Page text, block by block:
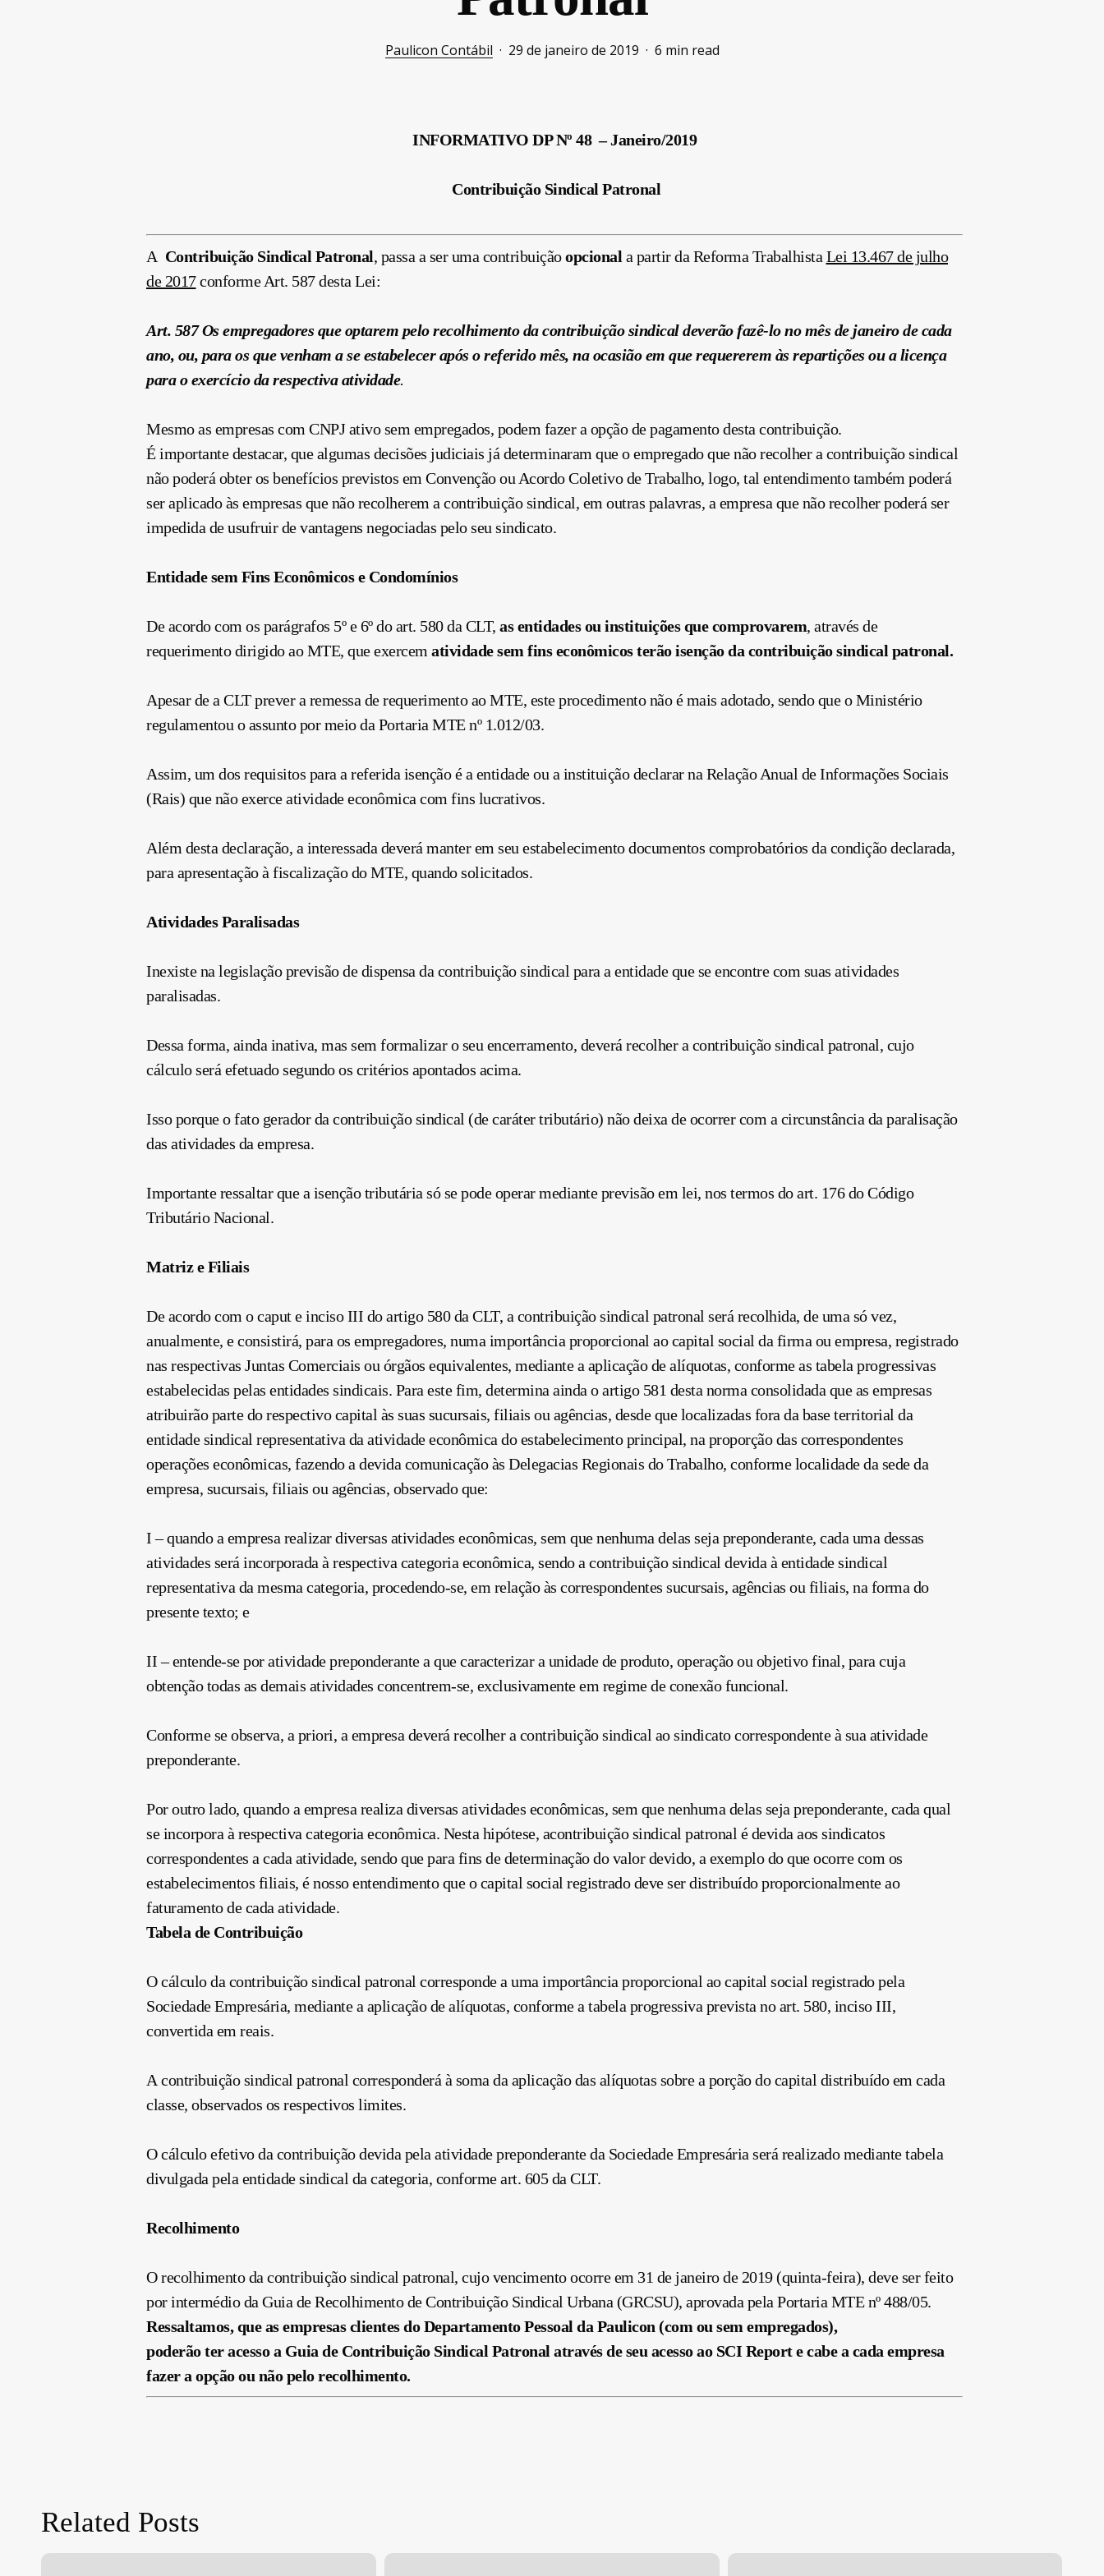
Paulicon Contábil 29 de janeiro de 2019 6 min read
INFORMATIVO DP Nº 48 – Janeiro/2019
ContribuiçãoSindical Patronal
A ContribuiçãoSindical Patronal, passa a ser uma contribuição opcional a partir da Reforma Trabalhista Lei 13.467 de julho
de 2017conforme Art. 587 desta Lei:
Art. 587 Os empregadores que optarem pelo recolhimento dacontribuiçãosindical deverão fazê-lo no mês de janeirode cada
ano, ou, para os que venham a se estabelecer após o referido mês, na ocasião em que requererem às repartições ou a licença
para o exercício da respectiva atividade.
Mesmo as empresas com CNPJ ativo sem empregados, podem fazer a opção de pagamento desta contribuição.
É importante destacar, que algumas decisões judiciais já determinaram que o empregado que não recolher a contribuiçãosindical
não poderá obter os benefícios previstos em Convenção ou Acordo Coletivo de Trabalho, logo, tal entendimento também poderá
ser aplicado às empresas que não recolherem a contribuiçãosindical, em outras palavras, a empresa que não recolher poderá ser
impedida de usufruir de vantagens negociadas pelo seu sindicato.
Entidade sem Fins Econômicos e Condomínios
De acordo com os parágrafos 5º e 6º do art. 580 da CLT, as entidades ou instituições que comprovarem, através de
requerimento dirigido ao MTE, que exercem atividade sem fins econômicosterão isenção da contribuiçãosindical patronal.
Apesar de a CLT prever a remessa de requerimento ao MTE, este procedimento não é mais adotado, sendo que o Ministério
regulamentou o assunto por meio da Portaria MTE nº 1.012/03.
Assim, um dos requisitos para a referida isenção é a entidade ou a instituição declarar na Relação Anual de Informações Sociais
(Rais) que não exerce atividade econômica com fins lucrativos.
Além desta declaração, a interessada deverá manter em seu estabelecimento documentos comprobatórios da condição declarada,
para apresentação à fiscalização do MTE, quando solicitados.
Atividades Paralisadas
Inexiste na legislação previsão de dispensa da contribuiçãosindical para a entidade que se encontre com suas atividades
paralisadas.
Dessa forma, ainda inativa, mas sem formalizar o seu encerramento, deverá recolher a contribuiçãosindical patronal, cujo
cálculo será efetuado segundo os critérios apontados acima.
Isso porque o fato gerador da contribuiçãosindical (de carátertributário) não deixa de ocorrer com a circunstância da paralisação
das atividades da empresa.
Importante ressaltar que a isenção tributária só se pode operar mediante previsão em lei, nos termos do art. 176 do Código
Tributário Nacional.
Matriz e Filiais
De acordo com o caput e inciso III do artigo 580 da CLT, a contribuiçãosindical patronal será recolhida, de uma só vez,
anualmente, e consistirá, para os empregadores, numa importância proporcional ao capital social da firma ou empresa, registrado
nas respectivas Juntas Comerciais ou órgãos equivalentes, mediante a aplicação de alíquotas, conforme as tabela progressivas
estabelecidas pelas entidades sindicais. Para este fim, determina ainda o artigo 581 desta norma consolidada que as empresas
atribuirão parte do respectivo capital às suas sucursais, filiais ou agências, desde que localizadas fora da base territorial da
entidade sindical representativa da atividade econômica do estabelecimento principal, na proporção das correspondentes
operações econômicas, fazendo a devida comunicação às Delegacias Regionais do Trabalho, conforme localidade da sede da
empresa, sucursais, filiais ou agências, observado que:
I – quando a empresa realizar diversas atividades econômicas, sem que nenhuma delas seja preponderante, cada uma dessas
atividades será incorporada à respectiva categoria econômica, sendo a contribuiçãosindical devida à entidade sindical
representativa da mesma categoria, procedendo-se, em relação às correspondentes sucursais, agências ou filiais, na forma do
presente texto; e
II – entende-se por atividade preponderante a que caracterizar a unidade de produto, operação ou objetivo final, para cuja
obtenção todas as demais atividades concentrem-se, exclusivamente em regime de conexão funcional.
Conforme se observa, a priori, a empresa deverá recolher a contribuiçãosindical ao sindicato correspondente à sua atividade
preponderante.
Por outro lado, quando a empresa realiza diversas atividades econômicas, sem que nenhuma delas seja preponderante, cada qual
se incorpora à respectiva categoria econômica. Nesta hipótese, acontribuiçãosindical patronal é devida aos sindicatos
correspondentes a cada atividade, sendo que para fins de determinação do valor devido, a exemplo do que ocorre com os
estabelecimentos filiais, é nosso entendimento que o capital social registrado deve ser distribuído proporcionalmente ao
faturamento de cada atividade.
Tabela de Contribuição
O cálculo da contribuiçãosindical patronal corresponde a uma importância proporcional ao capital social registrado pela
Sociedade Empresária, mediante a aplicação de alíquotas, conforme a tabela progressiva prevista no art. 580, inciso III,
convertida em reais.
A contribuiçãosindical patronal corresponderá à soma da aplicação das alíquotas sobre a porção do capital distribuído em cada
classe, observados os respectivos limites.
O cálculo efetivo da contribuiçãodevida pela atividade preponderante da Sociedade Empresária será realizado mediante tabela
divulgada pela entidade sindical da categoria, conforme art. 605 da CLT.
Recolhimento
O recolhimento da contribuiçãosindical patronal, cujo vencimento ocorre em 31 de janeirode 2019 (quinta-feira), deve ser feito
por intermédio da Guia de Recolhimento deContribuiçãoSindical Urbana (GRCSU), aprovada pela Portaria MTE nº 488/05.
Ressaltamos, que as empresas clientes do Departamento Pessoal da Paulicon (com ou sem empregados),
poderãoteracesso a Guia de ContribuiçãoSindical Patronal através de seu acesso ao SCI Report e cabe a cada empresa
fazer a opção ou não pelo recolhimento.
Related Posts
Dispensa Preenchimento Reforma